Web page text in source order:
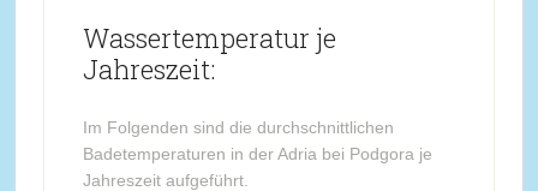
Wassertemperatur je
Jahreszeit:
Im Folgenden sind die durchschnittlichen
Badetemperaturen in der Adria bei Podgora je
Jahreszeit aufgeführt.